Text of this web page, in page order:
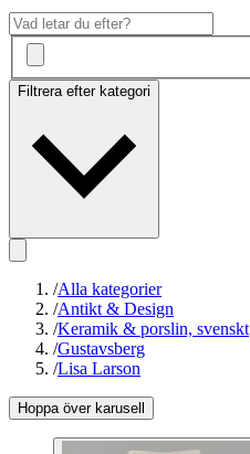
Filtrera efter kategori
/Alla kategorier
/Antikt & Design
/Keramik & porslin, svenskt
/Gustavsberg
/Lisa Larson
Hoppa över karusell